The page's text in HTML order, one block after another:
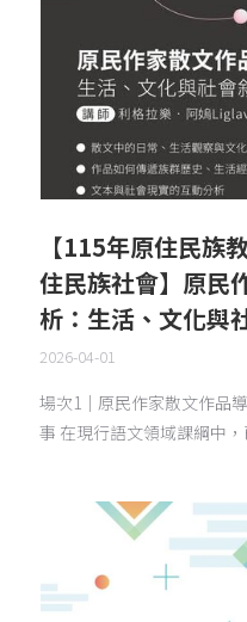
【115年原住民族
住民族社會】原民
析：生活、文化與
2026-04-01
場次1｜原民作家散文作品
事 在現行語文領域課綱中